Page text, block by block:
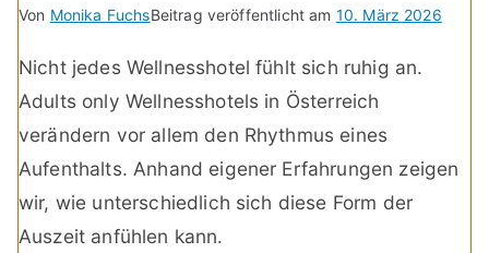
Von Monika FuchsBeitrag veröffentlicht am 10. März 2026
Nicht jedes Wellnesshotel fühlt sich ruhig an.
Adults only Wellnesshotels in Österreich
verändern vor allem den Rhythmus eines
Aufenthalts. Anhand eigener Erfahrungen zeigen
wir, wie unterschiedlich sich diese Form der
Auszeit anfühlen kann.